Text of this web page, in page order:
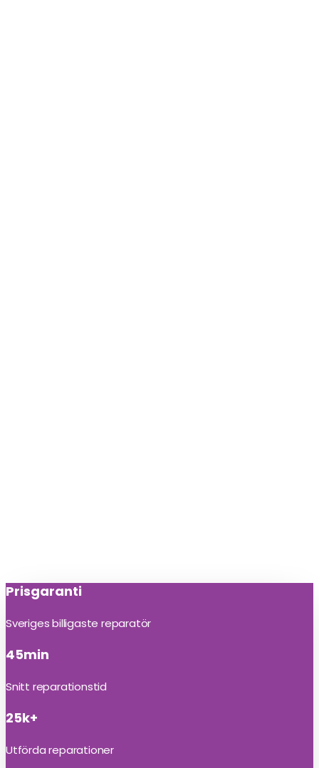
Prisgaranti
Sveriges billigaste reparatör
45min
Snitt reparationstid
25k+
Utförda reparationer